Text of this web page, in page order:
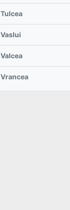
Tulcea
Vaslui
Valcea
Vrancea